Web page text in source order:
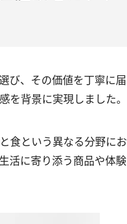
び、その価値を丁寧に届
を背景に実現しました。
食という異なる分野にお
活に寄り添う商品や体験